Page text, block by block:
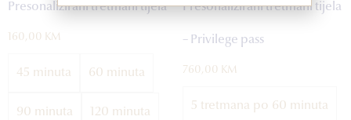
Presonalizirani tretmani tijela
160,00 KM
45 minuta 60 minuta
90 minuta 120 minuta
Presonalizirani tretmani tijela
– Privilege pass
760,00 KM
5 tretmana po 60 minuta